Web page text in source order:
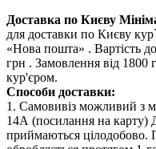
Доставка по Києву
для доставки по Києву
«Нова пошта» . Вартість
грн . Замовлення від 1800
кур'єром.
Способи доставки:
1. Самовивіз можливий з
14А (посилання на карту)
приймаються цілодобово.